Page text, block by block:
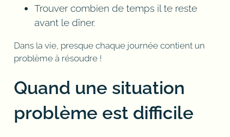
Trouver combien de temps il te reste
avant le dîner.
Dans la vie, presque chaque journée contient un
problème à résoudre !
Quand une situation
problème est difficile